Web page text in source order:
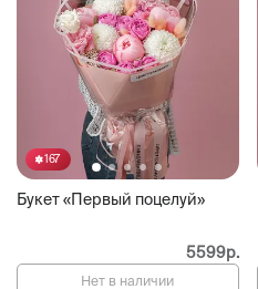
167
Букет «Первый поцелуй»
5599р.
Нет в наличии